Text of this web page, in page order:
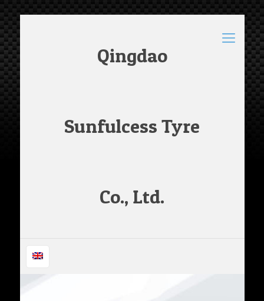
Qingdao
Sunfulcess Tyre
Co., Ltd.